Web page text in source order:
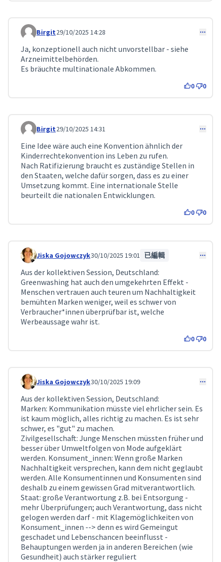
Comment 357
Birgit29/10/2025 14:28
Ja, konzeptionell auch nicht unvorstellbar - siehe
Arzneimittelbehörden.
Es bräuchte multinationale Abkommen.
0 0
Comment 358
Birgit29/10/2025 14:31
Eine Idee wäre auch eine Konvention ähnlich der
Kinderrechtekonvention ins Leben zu rufen.
Nach Ratifizierung braucht es zuständige Stellen in
den Staaten, welche dafür sorgen, dass es zu einer
Umsetzung kommt. Eine internationale Stelle
beurteilt die nationalen Entwicklungen.
0 0
Comment 365
Jiska Gojowczyk30/10/2025 19:01 已編輯
Aus der kollektiven Session, Deutschland:
Greenwashing hat auch den umgekehrten Effekt -
Menschen vertrauen auch teuren um Nachhaltigkeit
bemühten Marken weniger, weil es schwer von
Verbraucher*innen überprüfbar ist, welche
Werbeaussage wahr ist.
0 0
Comment 366
Jiska Gojowczyk30/10/2025 19:09
Aus der kollektiven Session, Deutschland:
Marken: Kommunikation müsste viel ehrlicher sein. Es
ist kaum möglich, alles richtig zu machen. Es ist sehr
schwer, es "gut" zu machen.
Zivilgesellschaft: Junge Menschen müssten früher und
besser über Umweltfolgen von Mode aufgeklärt
werden. Konsument_innen: Wenn große Marken
Nachhaltigkeit versprechen, kann dem nicht geglaubt
werden. Alle Konsumentinnen und Konsumenten sind
deshalb zu einem gewissen Grad mitverantwortlich.
Staat: große Verantwortung z.B. bei Entsorgung -
mehr Überprüfungen; auch Verantwortung, dass nicht
gelogen werden darf - mit Klagemöglichkeiten von
Konsument_innen --> denn es wird Gemeingut
geschadet und Lebenschancen beeinflusst -
Behauptungen werden ja in anderen Bereichen (wie
Gesundheit) auch stärker reguliert